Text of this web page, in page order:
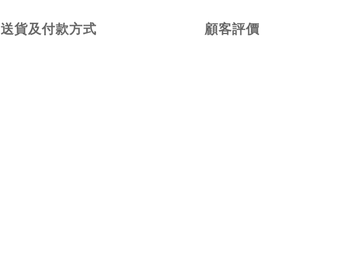
送貨及付款方式 顧客評價